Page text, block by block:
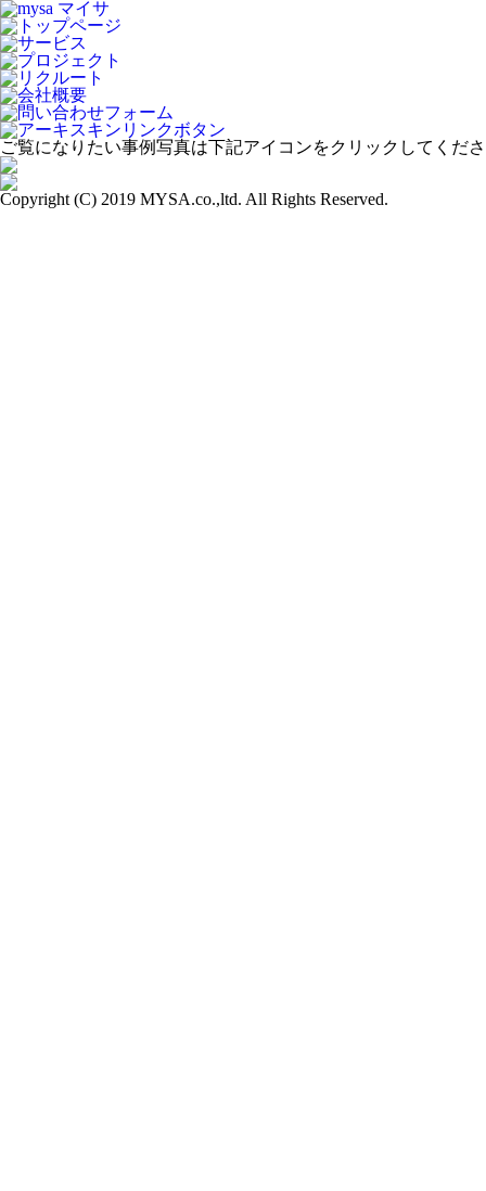
ご覧になりたい事例写真は下記アイコンをクリックしてくだ
Copyright (C) 2019 MYSA.co.,ltd. All Rights Reserved.